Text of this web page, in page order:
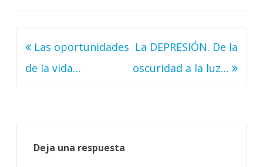
Navegación
de
Las oportunidades
de la vida…
La DEPRESIÓN. De la
oscuridad a la luz…
Deja una respuesta